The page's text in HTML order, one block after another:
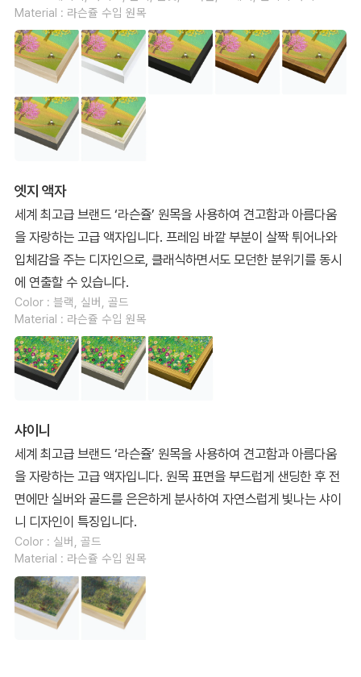
Material : 라슨쥴 수입 원목
엣지 액자
세계 최고급 브랜드 ‘라슨쥴’ 원목을 사용하여 견고함과 아름다움
을 자랑하는 고급 액자입니다. 프레임 바깥 부분이 살짝 튀어나와
입체감을 주는 디자인으로, 클래식하면서도 모던한 분위기를 동시
에 연출할 수 있습니다.
Color : 블랙, 실버, 골드
Material : 라슨쥴 수입 원목
샤이니
세계 최고급 브랜드 ‘라슨쥴’ 원목을 사용하여 견고함과 아름다움
을 자랑하는 고급 액자입니다. 원목 표면을 부드럽게 샌딩한 후 전
면에만 실버와 골드를 은은하게 분사하여 자연스럽게 빛나는 샤이
니 디자인이 특징입니다.
Color : 실버, 골드
Material : 라슨쥴 수입 원목